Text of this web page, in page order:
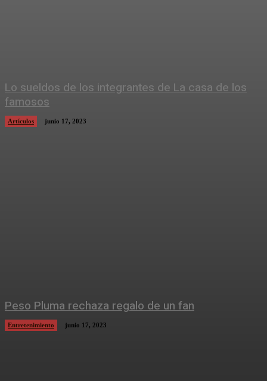
Lo sueldos de los integrantes de La casa de los
famosos
Artículos junio 17, 2023
Peso Pluma rechaza regalo de un fan
Entretenimiento junio 17, 2023